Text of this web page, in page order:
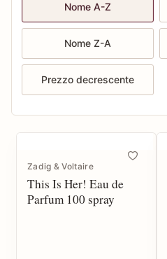
Nome A-Z
Nome Z-A
Prezzo decrescente
Zadig & Voltaire
This Is Her! Eau de
Parfum 100 spray